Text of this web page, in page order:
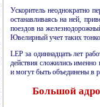
Ускоритель неоднократно
останавливаясь на ней,
поездов на
Ювелирный учет таких
LEP за одиннадцать лет
действия сложились именно
и могут быть объединены в
Большой